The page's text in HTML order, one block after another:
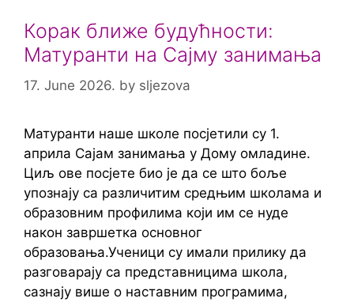
Корак ближе будућности:
Матуранти на Сајму занимања
17. June 2026. by sljezova
Матуранти наше школе посјетили су 1.
априла Сајам занимања у Дому омладине.
Циљ ове посјете био је да се што боље
упознају са различитим средњим школама и
образовним профилима који им се нуде
након завршетка основног
образовања.Ученици су имали прилику да
разговарају са представницима школа,
сазнају више о наставним програмима,